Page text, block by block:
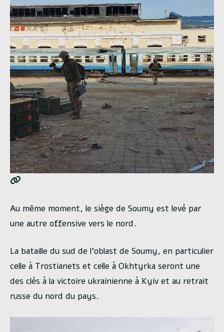
Au même moment, le siège de Soumy est levé par
une autre offensive vers le nord.
La bataille du sud de l’oblast de Soumy, en particulier
celle à Trostianets et celle à Okhtyrka seront une
des clés à la victoire ukrainienne à Kyiv et au retrait
russe du nord du pays.